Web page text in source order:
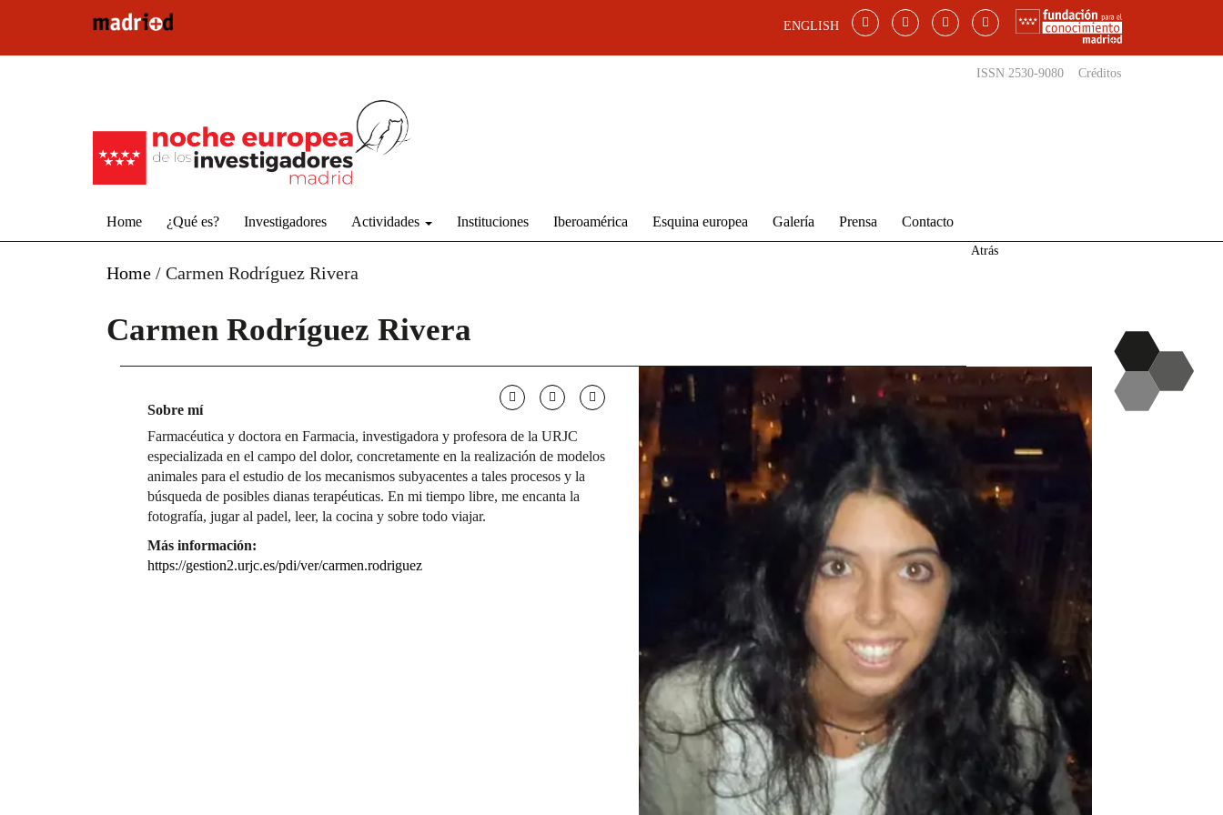
ENGLISH
ISSN 2530-9080 Créditos
Home ¿Qué es? Investigadores Actividades Instituciones Iberoamérica Esquina europea Galería Prensa Contacto
Home / Carmen Rodríguez Rivera
Atrás
Carmen Rodríguez Rivera
Sobre mí
Farmacéutica y doctora en Farmacia, investigadora y profesora de la URJC
especializada en el campo del dolor, concretamente en la realización de modelos
animales para el estudio de los mecanismos subyacentes a tales procesos y la
búsqueda de posibles dianas terapéuticas. En mi tiempo libre, me encanta la
fotografía, jugar al padel, leer, la cocina y sobre todo viajar.
Más información:
https://gestion2.urjc.es/pdi/ver/carmen.rodriguez